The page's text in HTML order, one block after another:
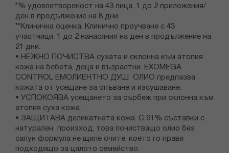
*% удовлетвореност на 43 лица, 1 до 2 приложения/
ден в продължение на 8 дни
**Клинична оценка. Клинично проучване с 43
участници. 1 до 2 нанасяния на ден в продължение на
21 дни.
• НЕЖНО ПОЧИСТВА сухата и склонна към атопия
кожа на бебета, деца и възрастни. EXOMEGA
CONTROL ЕМОЛИЕНТНО ДУШ ОЛИО предпазва
кожата от усещане за опъване и изсушаване.
• УСПОКОЯВА усещането за сърбеж при склонна към
атопия суха кожа.
• ЗАЩИТАВА деликатната кожа. С 91% съставки с
натурален произход, това почистващо олио без
сапун формула не щипе очите, което го прави
подходящо за цялото семейство.